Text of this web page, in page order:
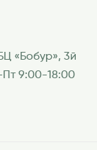
«Бобур», 3й
9:00-18:00